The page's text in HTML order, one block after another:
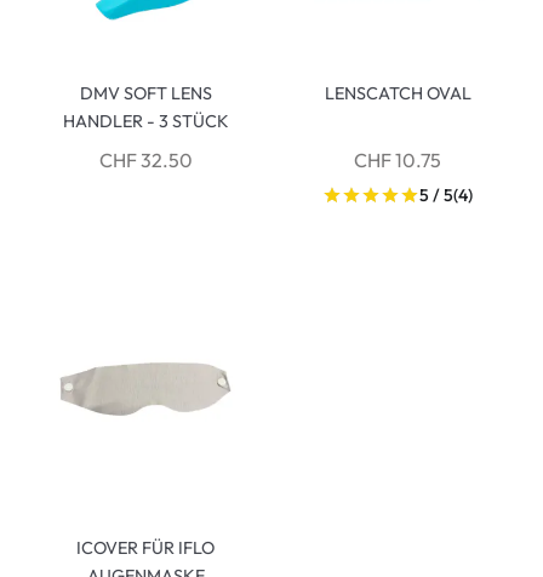
DMV SOFT LENS
HANDLER - 3 STÜCK
CHF 32.50
LENSCATCH OVAL
CHF 10.75
5 / 5(4)
ICOVER FÜR IFLO